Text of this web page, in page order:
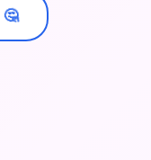
🤔